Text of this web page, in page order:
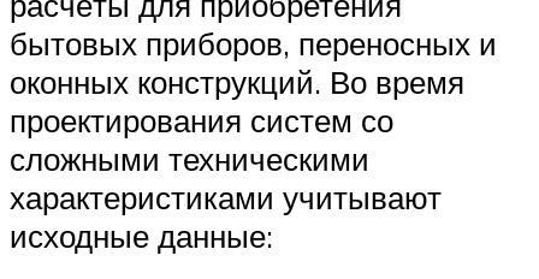
бытовых приборов, переносных и
оконных конструкций. Во время
проектирования систем со
сложными техническими
характеристиками учитывают
исходные данные: